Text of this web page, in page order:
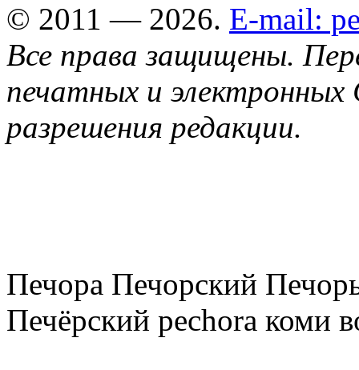
© 2011 — 2026. E-mail:
Все права защищены.
печатных и
разрешения редакции.
Печора Печорский
Печёрский pechora коми